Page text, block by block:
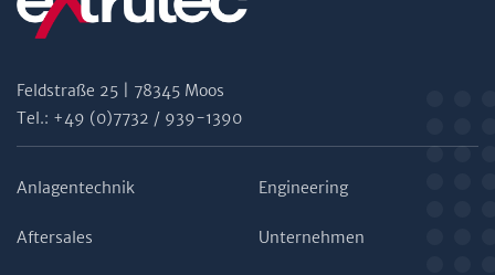
Feldstraße 25 | 78345 Moos
Tel.: +49 (0)7732 / 939-1390
Anlagentechnik Engineering
Aftersales Unternehmen